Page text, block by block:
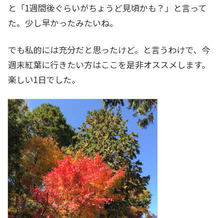
と「1週間後ぐらいがちょうど見頃かも？」と言って
た。少し早かったみたいね。
でも私的には充分だと思ったけど。と言うわけで、今
週末紅葉に行きたい方はここを是非オススメします。
楽しい1日でした。